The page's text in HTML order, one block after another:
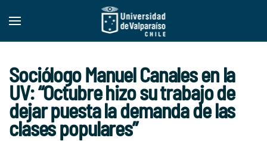
Skip to main content
Sociólogo Manuel Canales en la
UV: “Octubre hizo su trabajo de
dejar puesta la demanda de las
clases populares”